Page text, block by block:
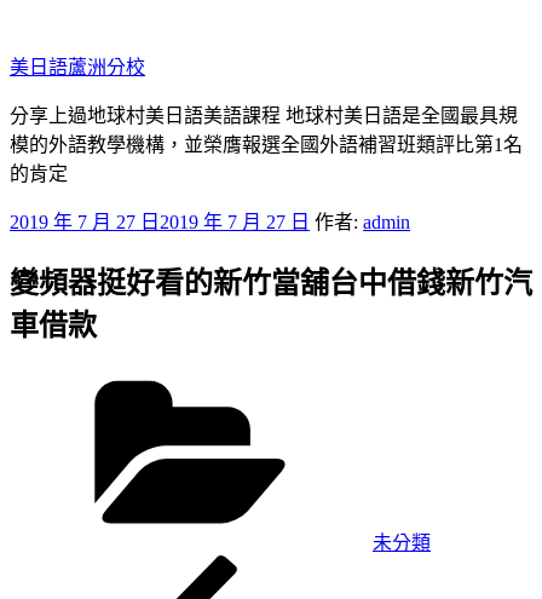
至
主
要
內
容
美日語蘆洲分校
分享上過地球村美日語美語課程 地球村美日語是全國最具規
模的外語教學機構，並榮膺報選全國外語補習班類評比第1名
的肯定
發
於
2019 年 7 月 27 日 2019 年 7 月 27 日 作者: admin
變頻器挺好看的新竹當舖台中借錢新竹汽
車借款
未分類